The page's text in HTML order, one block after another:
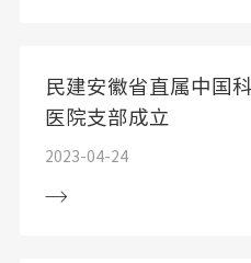
民建安徽省直属中国
医院支部成立
2023-04-24